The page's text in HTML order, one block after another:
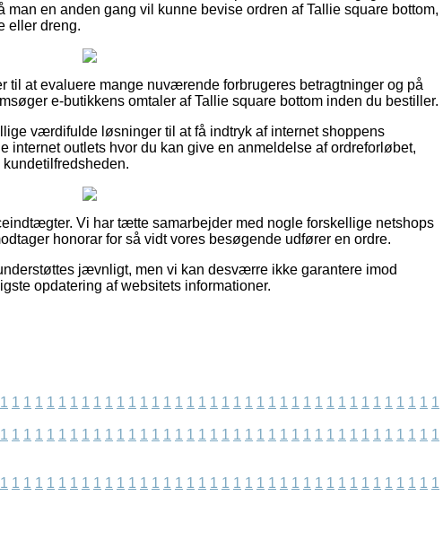
en anden gang vil kunne bevise ordren af Tallie square bottom,
eller dreng.
til at evaluere mange nuværende forbrugeres betragtninger og på
e-butikkens omtaler af Tallie square bottom inden du bestiller.
værdifulde løsninger til at få indtryk af internet shoppens
internet outlets hvor du kan give en anmeldelse af ordreforløbet,
Vi har tætte samarbejder med nogle forskellige netshops
honorar for så vidt vores besøgende udfører en ordre.
jævnligt, men vi kan desværre ikke garantere imod
opdatering af websitets informationer.
1 1 1 1 1 1 1 1 1 1 1 1 1 1 1 1 1 1 1 1 1 1 1 1 1 1 1 1 1 1 1 1 1 1 1 1 1 1
1 1 1 1 1 1 1 1 1 1 1 1 1 1 1 1 1 1 1 1 1 1 1 1 1 1 1 1 1 1 1 1 1 1 1 1 1 1
1 1 1 1 1 1 1 1 1 1 1 1 1 1 1 1 1 1 1 1 1 1 1 1 1 1 1 1 1 1 1 1 1 1 1 1 1 1